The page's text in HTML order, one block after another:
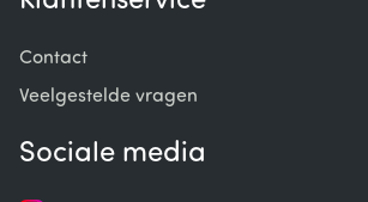
Contact
Veelgestelde vragen
Sociale media